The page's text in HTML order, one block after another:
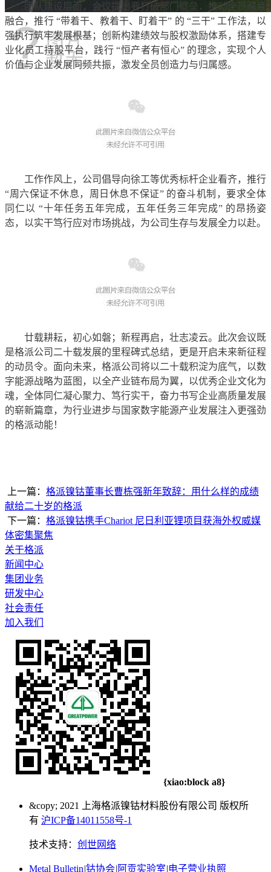
团队建设层面，会议提出要打破部门壁垒，推动全员深度
融合，推行 “带着干、教着干、盯着干” 的 “三干” 工作法，以
强执行筑牢发展根基；创新构建绩效与股权激励体系，搭建专
业化员工持股平台，践行 “恒产者有恒心” 的理念，实现个人
价值与企业发展同频共振，激发全员创造力与归属感。
工作作风上，公司倡导向徐工等优秀标杆企业看齐，推行
“周六保证不休息，周日休息不保证” 的奋斗机制，要求全体
同仁以 “十年任务五年完成，五年任务三年完成” 的昂扬姿
态，以实干笃行应对市场挑战，为公司生存与发展全力以赴。
廿载耕耘，初心如磐；新程再启，壮志凌云。此次会议既
是格派公司二十载发展的里程碑式总结，更是开启未来新征程
的动员令。面向未来，格派公司将以二十载积淀为底气，以数
字能源战略为蓝图，以全产业链布局为翼，以优秀企业文化为
魂，全体同仁凝心聚力、笃行实干，奋力书写企业高质量发展
的崭新篇章，为行业进步与国家数字能源产业发展注入更强劲
的格派动能！
上一篇： 格派镍钴董事长曹栋强新年致辞：用什么样的成绩
献给二十岁的格派
下一篇： 格派镍钴携手Chariot 尼日利亚锂项目获海外权威媒
体密集聚焦
关于格派
新闻中心
集团业务
研发中心
社会责任
加入我们
{xiao:block a8}
&copy; 2021 上海格派镍钴材料股份有限公司 版权所
有 沪ICP备14011558号-1
技术支持： 创世网络
Metal Bulletin|钴协会| 阿贡实验室|电子营业执照